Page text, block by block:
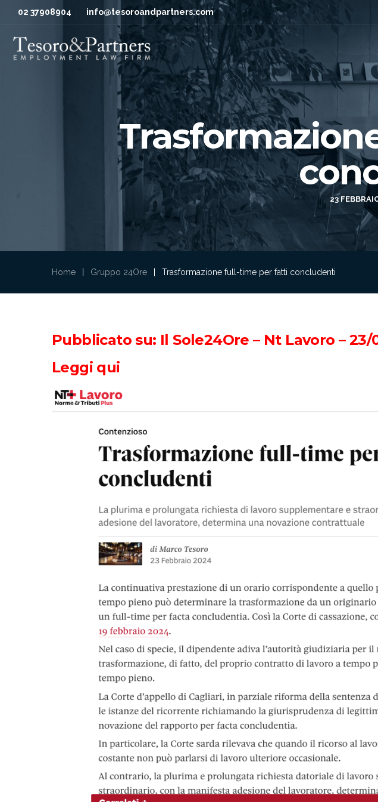
02 37908904 info@tesoroandpartners.com
23
Home Gruppo 24Ore Trasformazione full-time per fatti concludenti
Pubblicato su: Il Sole24Ore – Nt Lavoro – 23/
Leggi qui